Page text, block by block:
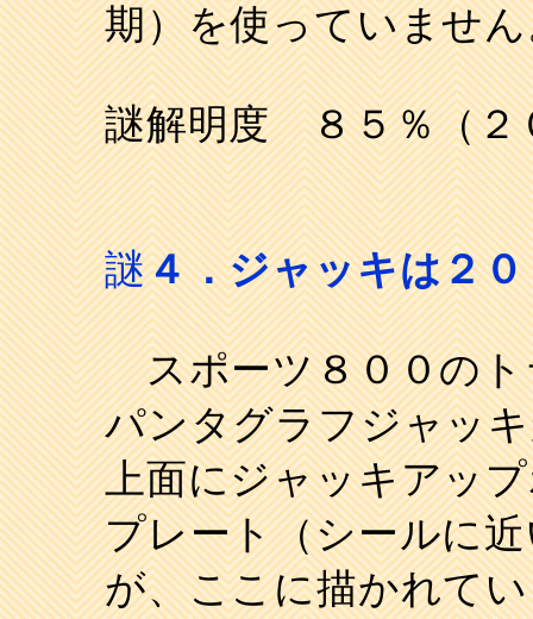
期）を使っていませ
謎解明度 ８５％（２
謎４．ジャッキは２
スポーツ８００のト
パンタグラフジャッ
上面にジャッキアッ
プレート（シールに
が、ここに描かれて